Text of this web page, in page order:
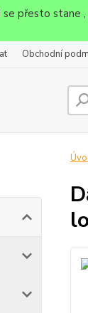
se přesto
Obchodní